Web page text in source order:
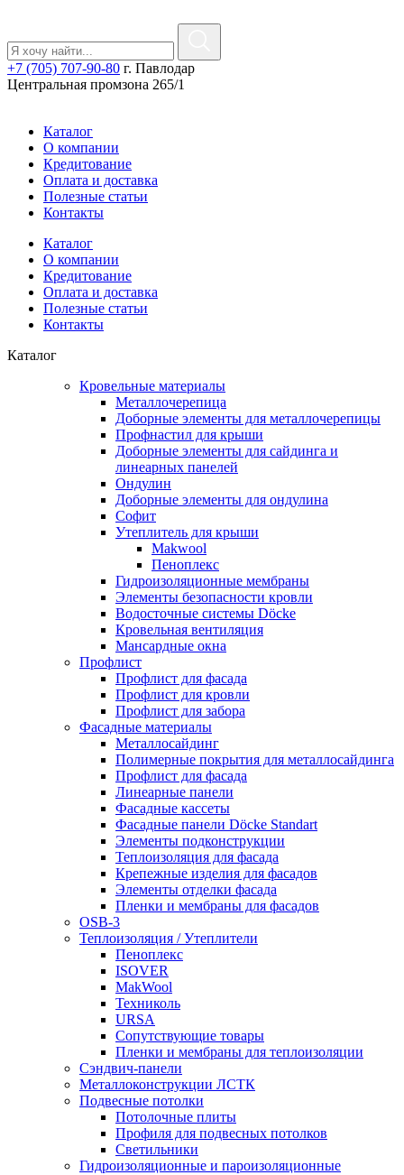
+7 (705) 707-90-80 г. Павлодар
Центральная промзона 265/1
Каталог
О компании
Кредитование
Оплата и доставка
Полезные статьи
Контакты
Каталог
О компании
Кредитование
Оплата и доставка
Полезные статьи
Контакты
Каталог
Кровельные материалы
Металлочерепица
Доборные элементы для металлочерепицы
Профнастил для крыши
Доборные элементы для сайдинга и
линеарных панелей
Ондулин
Доборные элементы для ондулина
Софит
Утеплитель для крыши
Makwool
Пеноплекс
Гидроизоляционные мембраны
Элементы безопасности кровли
Водосточные системы Döcke
Кровельная вентиляция
Мансардные окна
Профлист
Профлист для фасада
Профлист для кровли
Профлист для забора
Фасадные материалы
Металлосайдинг
Полимерные покрытия для металлосайдинга
Профлист для фасада
Линеарные панели
Фасадные кассеты
Фасадные панели Döcke Standart
Элементы подконструкции
Теплоизоляция для фасада
Крепежные изделия для фасадов
Элементы отделки фасада
Пленки и мембраны для фасадов
OSB-3
Теплоизоляция / Утеплители
Пеноплекс
ISOVER
MakWool
Техниколь
URSA
Сопутствующие товары
Пленки и мембраны для теплоизоляции
Сэндвич-панели
Металлоконструкции ЛСТК
Подвесные потолки
Потолочные плиты
Профиля для подвесных потолков
Светильники
Гидроизоляционные и пароизоляционные